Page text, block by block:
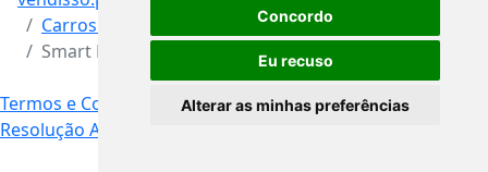
Concordo
Eu recuso
Alterar as minhas preferências
Carros e Autocaravanas
Smart ForTwo Pure 0.7 Nacional 2006
Termos e Condições
Livro de Reclamações Online
Resolução Alternativa de Litígios